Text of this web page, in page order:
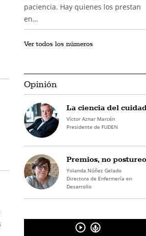
paciencia. Hay quienes los prestan
en…
Ver todos los números
Opinión
La ciencia del
Víctor Aznar Marcén
Presidente de FUDEN
Premios, no postureo
Yolanda Núñez Gelado
Directora de Enfermería en
Desarrollo